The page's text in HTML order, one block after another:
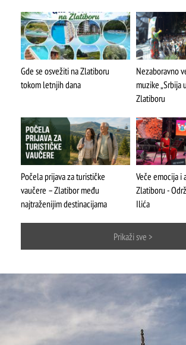
Gde se osvežiti na Zlatiboru
tokom letnjih dana
Nezaboravno
muzike „Srbija
Zlatiboru
Počela prijava za turističke
vaučere – Zlatibor među
najtraženijim destinacijama
Veče emocija i
Zlatiboru -
Ilića
Prikaži sve >
ŠTA